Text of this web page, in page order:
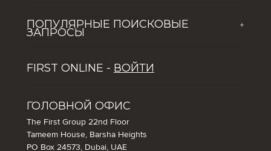
Вакансии
Global Solutions by The First Group
Управление активами
ПОПУЛЯРНЫЕ ПОИСКОВЫЕ
ЗАПРОСЫ
+
ТУРИСТОВ
Как инвестировать в Дубай: использование
возможностей в сфере недвижимости и гостиничного
бизнеса города
FIRST ONLINE - ВОЙТИ
ГОЛОВНОЙ ОФИС
The First Group 22nd Floor
Tameem House, Barsha Heights
PO Box 24573, Dubai, UAE